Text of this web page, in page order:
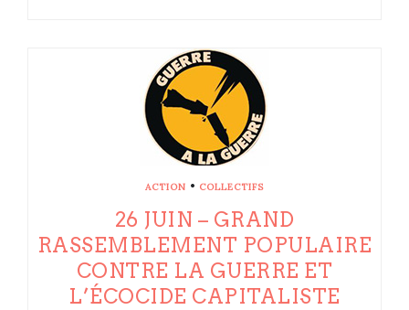
ACTION • COLLECTIFS
26 JUIN – GRAND
RASSEMBLEMENT POPULAIRE
CONTRE LA GUERRE ET
L’ÉCOCIDE CAPITALISTE